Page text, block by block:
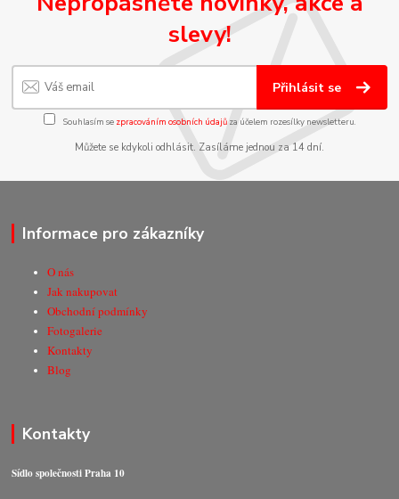
slevy!
Přihlásit se
Souhlasím se zpracováním osobních údajůza účelem rozesílky newsletteru.
Můžete se kdykoli odhlásit. Zasíláme jednou za 14 dní.
Informace pro zákazníky
O nás
Jak nakupovat
Obchodní podmínky
Fotogalerie
Kontakty
Blog
Kontakty
Sídlo společnosti Praha 10